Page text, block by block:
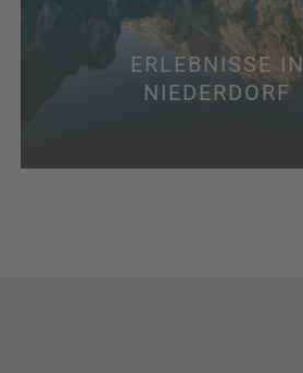
ERLEBNISSE IN
NIEDERDORF